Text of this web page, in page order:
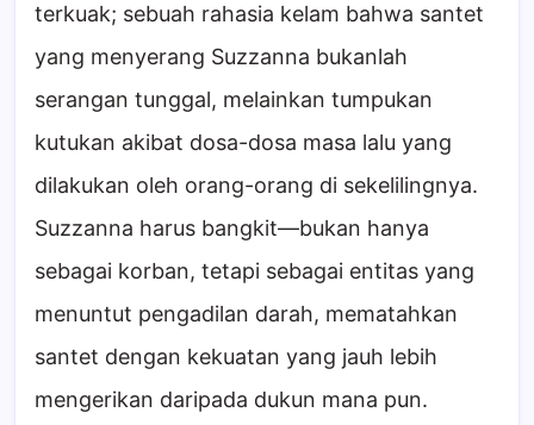
terkuak; sebuah rahasia kelam bahwa santet
yang menyerang Suzzanna bukanlah
serangan tunggal, melainkan tumpukan
kutukan akibat dosa-dosa masa lalu yang
dilakukan oleh orang-orang di sekelilingnya.
Suzzanna harus bangkit—bukan hanya
sebagai korban, tetapi sebagai entitas yang
menuntut pengadilan darah, mematahkan
santet dengan kekuatan yang jauh lebih
mengerikan daripada dukun mana pun.